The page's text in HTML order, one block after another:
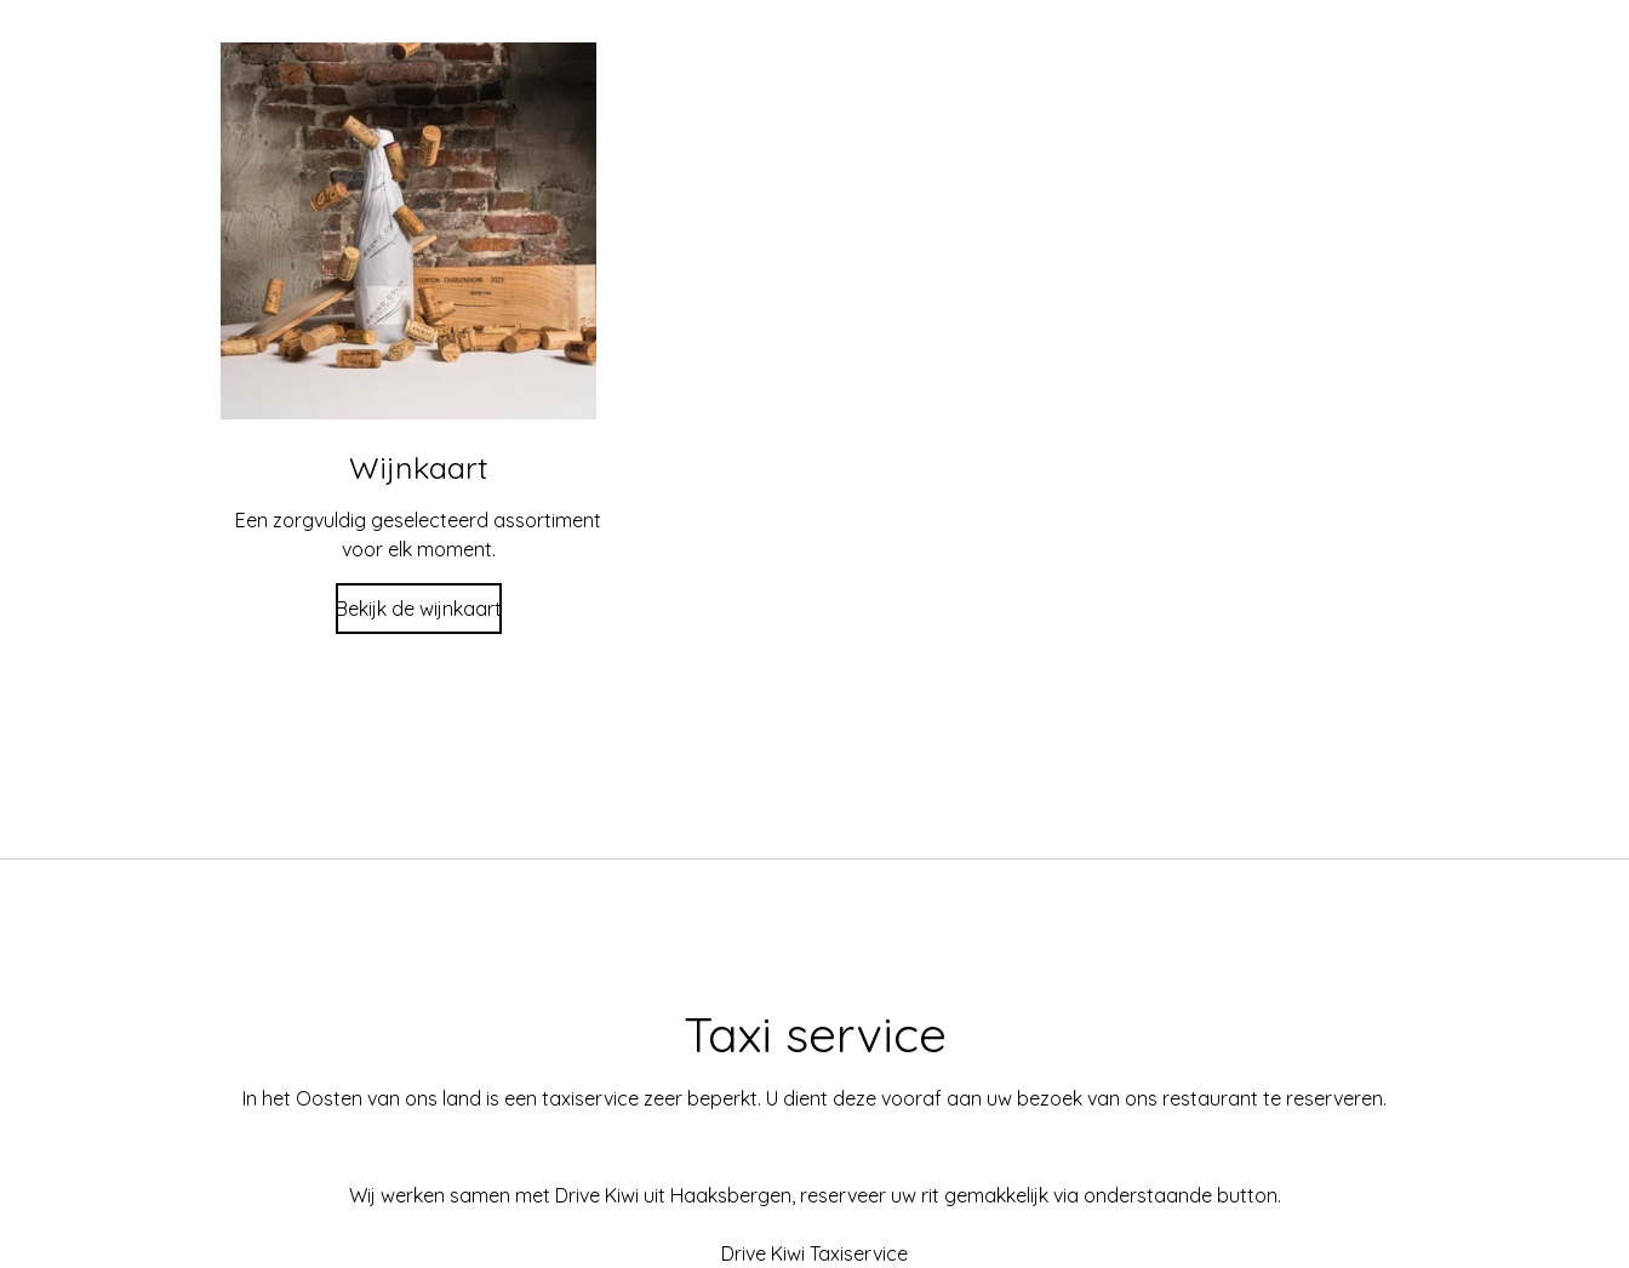
Wijnkaart
Een zorgvuldig geselecteerd assortiment
voor elk moment.
Bekijk de wijnkaart
Taxi service
In het Oosten van ons land is een taxiservice zeer beperkt. U dient deze vooraf aan uw bezoek van ons restaurant te reserveren.
Wij werken samen met Drive Kiwi uit Haaksbergen, reserveer uw rit gemakkelijk via onderstaande button.
Drive Kiwi Taxiservice